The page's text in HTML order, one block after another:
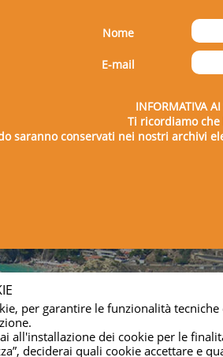
Nome
E-mail
INFORMATIVA
Ti ricordiamo
saranno conservati nei nostri archivi
per garantire le funzionalità
all'installazione dei cookie per le
deciderai quali cookie accettare e